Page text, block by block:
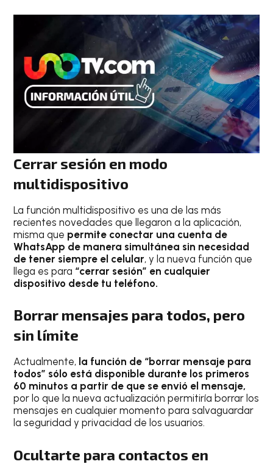
Cerrar sesión en modo
multidispositivo
La función multidispositivo es una de las más
recientes novedades que llegaron a la aplicación,
misma que permite conectar una cuenta de
WhatsApp de manera simultánea sin necesidad
de tener siempre el celular, y la nueva función que
llega es para “cerrar sesión” en cualquier
dispositivo desde tu teléfono.
Borrar mensajes para todos, pero
sin límite
Actualmente, la función de “borrar mensaje para
todos” sólo está disponible durante los primeros
60 minutos a partir de que se envió el mensaje,
por lo que la nueva actualización permitiría borrar los
mensajes en cualquier momento para salvaguardar
la seguridad y privacidad de los usuarios.
Ocultarte para contactos en